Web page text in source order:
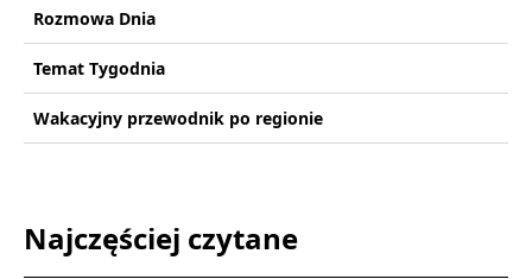
Rozmowa Dnia
Temat Tygodnia
Wakacyjny przewodnik po regionie
Najczęściej czytane